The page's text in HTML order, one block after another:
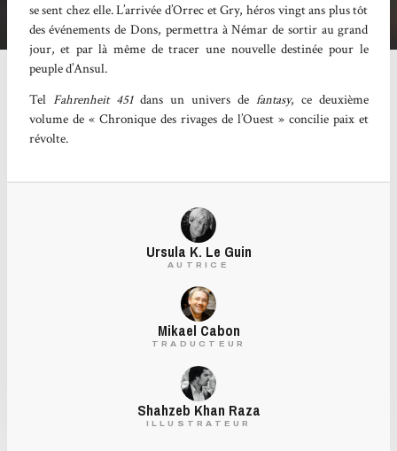
se sent chez elle. L’arrivée d’Orrec et Gry, héros vingt ans plus tôt
des événements de Dons, permettra à Némar de sortir au grand
jour, et par là même de tracer une nouvelle destinée pour le
peuple d’Ansul.
Tel Fahrenheit 451dans un univers de fantasy, ce deuxième
volume de « Chronique des rivages de l’Ouest » concilie paix et
révolte.
Ursula K. Le Guin
AUTRICE
Mikael Cabon
TRADUCTEUR
Shahzeb Khan Raza
ILLUSTRATEUR